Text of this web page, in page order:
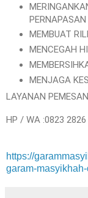
MEMBUAT
MENCEGAH
MENJAGA
LAYANAN
HP / WA :0823
https://
garam-